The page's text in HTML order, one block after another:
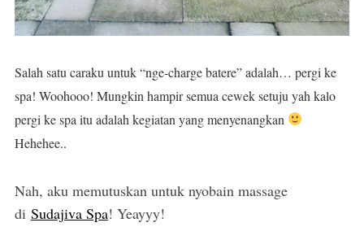
Salah satu caraku untuk “nge-charge batere” adalah… pergi ke
spa! Woohooo! Mungkin hampir semua cewek setuju yah kalo
pergi ke spa itu adalah kegiatan yang menyenangkan
Hehehee..
Nah, aku memutuskan untuk nyobain massage
di Sudajiva Spa! Yeayyy!